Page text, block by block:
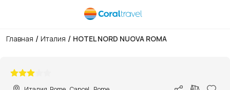
Главная / Италия / HOTEL NORD NUOVA ROMA